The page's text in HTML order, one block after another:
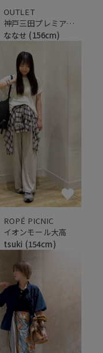
OUTLET
神戸三田プレミアム・アウトレット
ななせ (156cm)
ROPÉ PICNIC
イオンモール大高
tsuki (154cm)